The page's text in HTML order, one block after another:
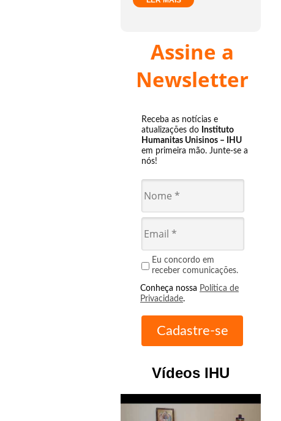
Assine a
Newsletter
Receba as notícias e
atualizações do Instituto
Humanitas Unisinos – IHU
em primeira mão. Junte-se a
nós!
Eu concordo em
receber comunicações.
Conheça nossa Política de
Privacidade.
Vídeos IHU